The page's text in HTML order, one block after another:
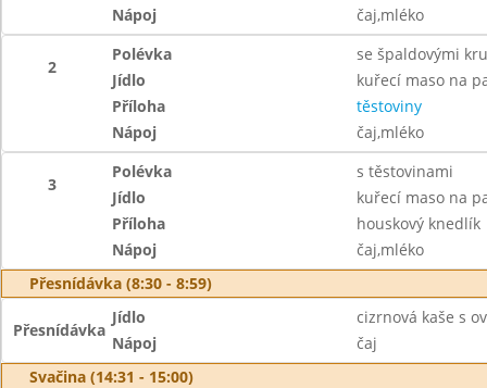
Nápoj
čaj,mléko
2
Polévka
se špaldovými
Jídlo
kuřecí maso na
Příloha
těstoviny
Nápoj
čaj,mléko
3
Polévka
s těstovinami
Jídlo
kuřecí maso na
Příloha
houskový knedlík
Nápoj
čaj,mléko
Přesnídávka (8:30 - 8:59)
Přesnídávka
Jídlo
cizrnová kaše s
Nápoj
čaj
Svačina (14:31 - 15:00)